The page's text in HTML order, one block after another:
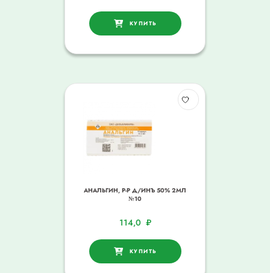
КУПИТЬ
АНАЛЬГИН, Р-Р Д/ИНЪ 50% 2МЛ
№10
114,0 ₽
КУПИТЬ